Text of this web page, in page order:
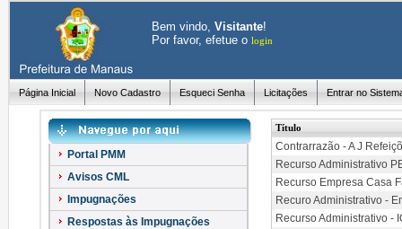
Bem vindo, Visitante!
Por favor, efetue o login
Página Inicial Novo Cadastro Esqueci Senha Licitações Entrar no
Portal PMM
Avisos CML
Impugnações
Respostas às Impugnações
Título
Contrarrazão - A J
Recurso Administrativo
Recurso Empresa Casa
Recuro Administrativo -
Recurso Administrativo -